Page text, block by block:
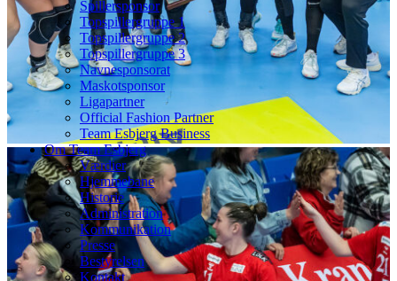
Spillersponsor
Topspillergruppe 1
Topspillergruppe 2
Topspillergruppe 3
Navnesponsorat
Maskotsponsor
Ligapartner
Official Fashion Partner
Team Esbjerg Business
Om Team Esbjerg
Værdier
Hjemmebane
Historie
Administration
Kommunikation
Presse
Bestyrelsen
Kontakt